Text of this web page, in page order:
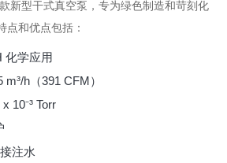
新型干式真空泵，专为绿色制造和苛刻化
点和优点包括：
化学应用
h（391 CFM）
10⁻³ Torr
注水